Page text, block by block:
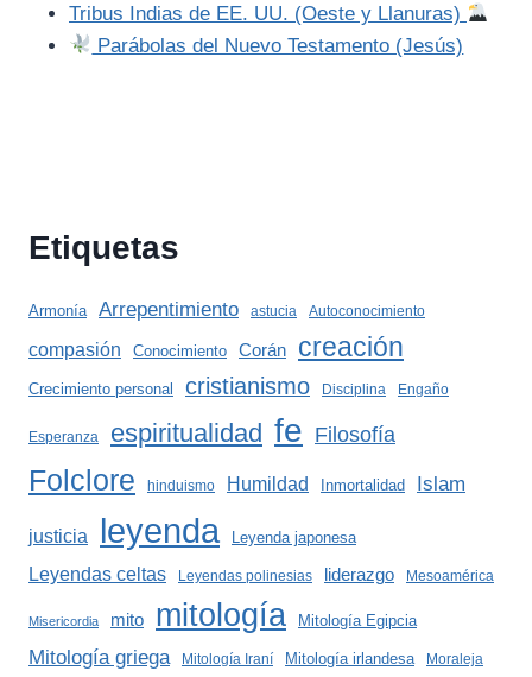
Tribus Indias de EE. UU. (Oeste y Llanuras)
Parábolas del Nuevo Testamento (Jesús)
Etiquetas
Armonía Arrepentimiento astucia Autoconocimiento
compasión Conocimiento Corán creación
Crecimiento personal cristianismo Disciplina Engaño
Esperanza espiritualidad fe Filosofía
Folclore hinduismo Humildad Inmortalidad Islam
justicia leyenda Leyenda japonesa
Leyendas celtas Leyendas polinesias liderazgo Mesoamérica
Misericordia mito mitología Mitología Egipcia
Mitología griega Mitología Iraní Mitología irlandesa Moraleja